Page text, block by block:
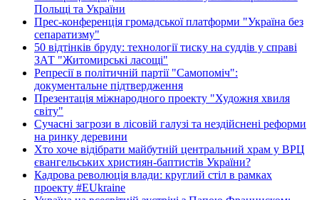
Польщі та України
Прес-конференція громадської платформи "Україна без
сепаратизму"
50 відтінків бруду: технології тиску на суддів у справі
ЗАТ "Житомирські ласощі"
Репресії в політичній партії "Самопоміч":
документальне підтвердження
Презентація міжнародного проекту "Художня хвиля
світу"
Сучасні загрози в лісовій галузі та нездійснені реформи
на ринку деревини
Хто хоче відібрати майбутній центральний храм у ВРЦ
євангельських християн-баптистів України?
Кадрова революція влади: круглий стіл в рамках
проекту #EUkraine